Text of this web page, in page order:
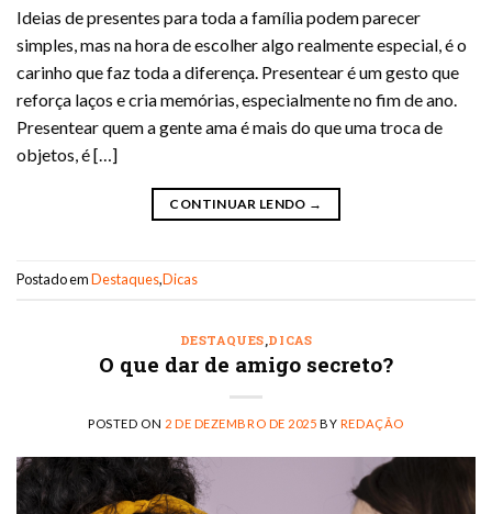
Ideias de presentes para toda a família podem parecer
simples, mas na hora de escolher algo realmente especial, é o
carinho que faz toda a diferença. Presentear é um gesto que
reforça laços e cria memórias, especialmente no fim de ano.
Presentear quem a gente ama é mais do que uma troca de
objetos, é […]
CONTINUAR LENDO →
Postado emDestaques,Dicas
DESTAQUES DICAS
O que dar de amigo secreto?
POSTED ON 2 DE DEZEMBRO DE 2025 BY REDAÇÃO